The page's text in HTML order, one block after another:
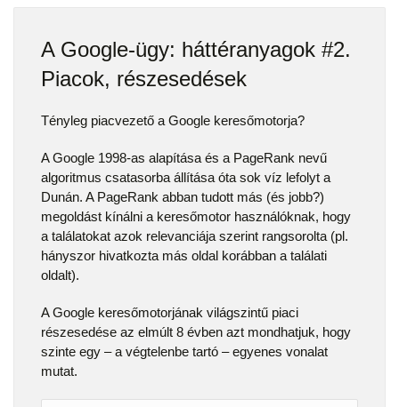
A Google-ügy: háttéranyagok #2.
Piacok, részesedések
Tényleg piacvezető a Google keresőmotorja?
A Google 1998-as alapítása és a PageRank nevű
algoritmus csatasorba állítása óta sok víz lefolyt a
Dunán. A PageRank abban tudott más (és jobb?)
megoldást kínálni a keresőmotor használóknak, hogy
a találatokat azok relevanciája szerint rangsorolta (pl.
hányszor hivatkozta más oldal korábban a találati
oldalt).
A Google keresőmotorjának világszintű piaci
részesedése az elmúlt 8 évben azt mondhatjuk, hogy
szinte egy – a végtelenbe tartó – egyenes vonalat
mutat.